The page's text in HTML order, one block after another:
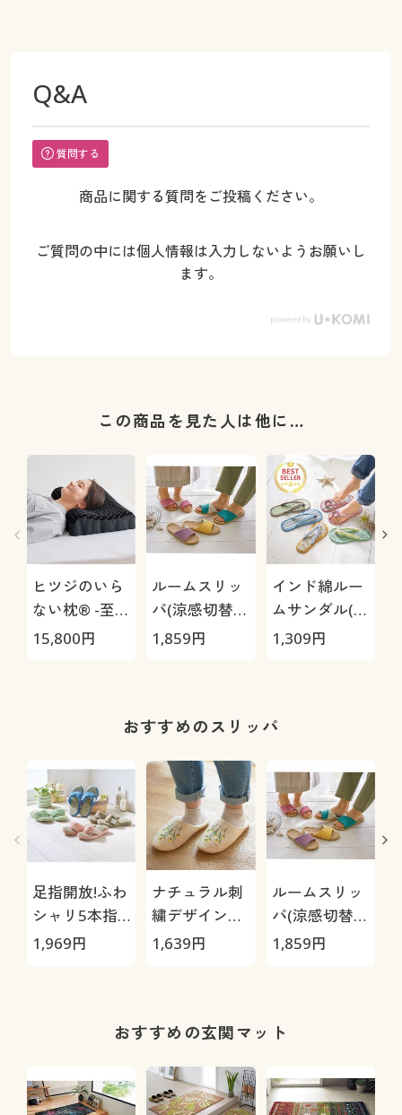
Q&A
質問する
商品に関する質問をご投稿ください。
ご質問の中には個人情報は入力しないようお願いし
ます。
この商品を見た人は他に…
ヒツジのいら
ない枕® -至
極-
15,800円
ルームスリッ
パ(涼感切替デ
ザイン)
1,859円
インド綿ルー
ムサンダル(足
裏さらさら・
1,309円
おすすめのスリッパ
足指開放!ふわ
シャリ5本指
スリッパ
1,969円
ナチュラル刺
繍デザインス
リッパ
1,639円
ルームスリッ
パ(涼感切替デ
ザイン)
1,859円
おすすめの玄関マット